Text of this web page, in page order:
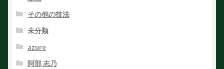
その他の技法
未分類
azure
阿部 志乃